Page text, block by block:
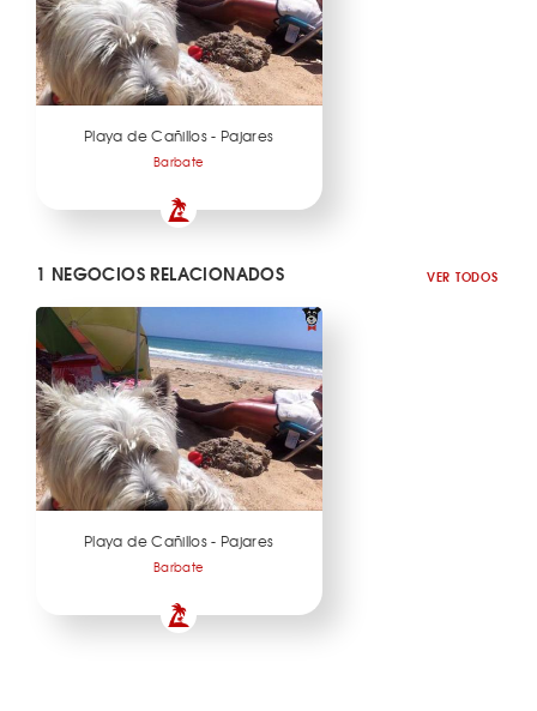
Playa de Cañillos - Pajares
Barbate
1 NEGOCIOS RELACIONADOS VER TODOS
Playa de Cañillos - Pajares
Barbate